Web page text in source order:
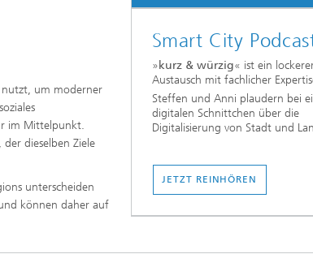
nutzt, um moderner
im Mittelpunkt.
dieselben Ziele
unterscheiden
können daher auf
Smart City
»kurz & würzig« ist ein
Austausch mit fachlicher
Steffen und Anni plaudern bei
digitalen Schnittchen über die
Digitalisierung von Stadt und
JETZT REINHÖREN